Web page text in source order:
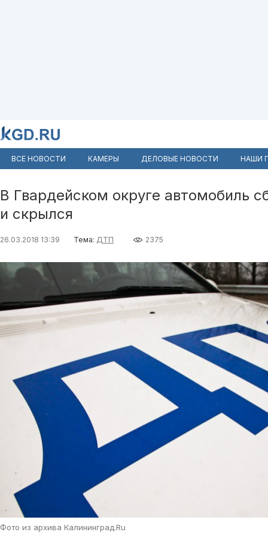
ВСЕ НОВОСТИ КАМЕРЫ ДЕЛОВЫЕ НОВОСТИ НАШИ
В Гвардейском округе автомобиль
и скрылся
26.03.2018 13:39 Тема: ДТП 2375
Фото из архива Калининград.Ru